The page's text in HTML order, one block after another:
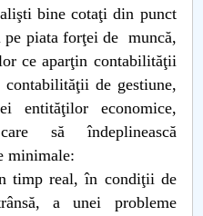
bine cotaţi din punct
pe piata forţei de muncă,
ce aparţin contabilităţii
de gestiune,
entităţilor economice,
să îndeplinească
minimale:
timp real, în condiţii de
a unei probleme